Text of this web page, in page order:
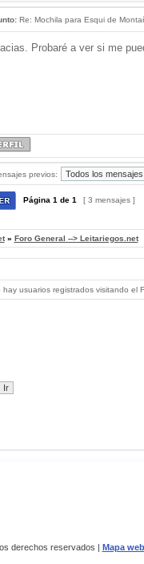
Re: Mochila para Esqui de
Probaré a ver si me
previos:
Página 1 de 1 [ 3 mensajes ]
» Foro General --> Leitariegos.net
usuarios registrados visitando el
derechos reservados | Mapa web